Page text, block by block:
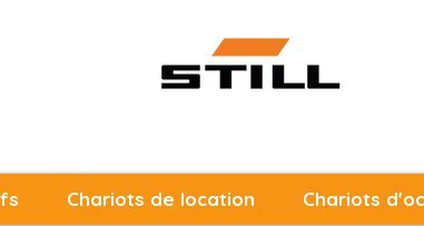
Chariots de location Chariots